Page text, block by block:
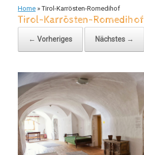
Home »Tirol-Karrösten-Romedihof
Tirol-Karrösten-Romedihof
← Vorheriges Nächstes →